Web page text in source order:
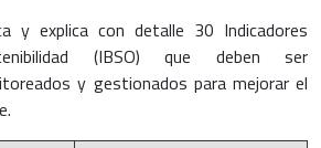
y explica con detalle 30 Indicadores
(IBSO) que deben ser
y gestionados para mejorar el